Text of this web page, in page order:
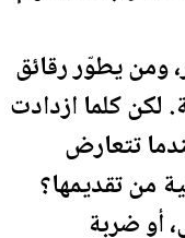
ومن يطوّر رقائق
لكن كلما ازدادت
تتعارض
من تقديمها؟
أو ضربة